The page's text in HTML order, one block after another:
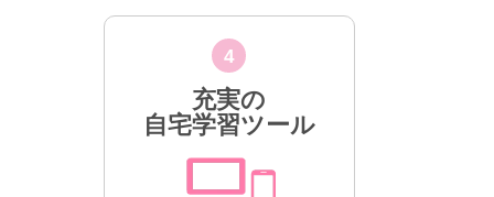
4
充実の
自宅学習ツール